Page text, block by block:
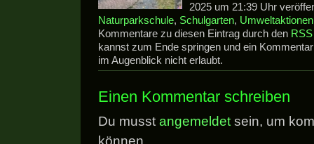
2025 um 21:39 Uhr
Naturparkschule, Schulgarten, Umweltaktionen
Kommentare zu diesen Eintrag durch den
kannst zum Ende springen und ein
im Augenblick nicht erlaubt.
Einen Kommentar schreiben
Du musst angemeldet sein, um
können.